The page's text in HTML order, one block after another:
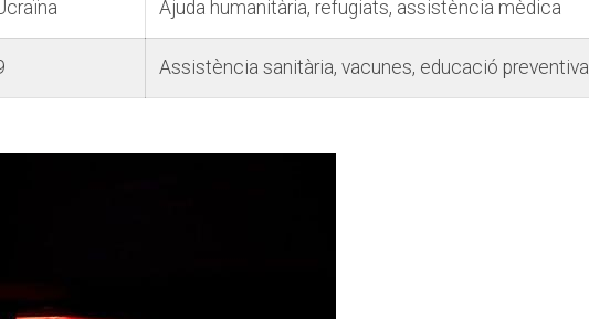
Ajuda humanitària, refugiats,​ assistència mèdica
Assistència sanitària, vacunes, ‍educació​ preventiva